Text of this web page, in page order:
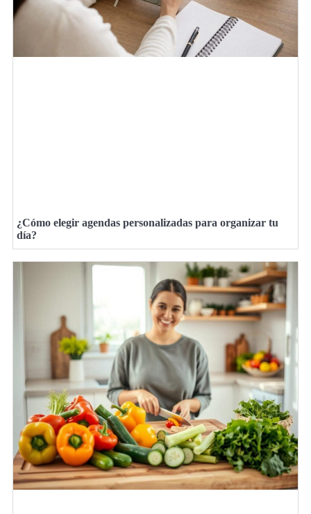
¿Cómo elegir agendas personalizadas para organizar tu
día?